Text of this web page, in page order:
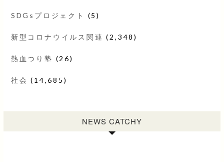
SDGsプロジェクト (5)
新型コロナウイルス関連 (2,348)
熱血つり塾 (26)
社会 (14,685)
NEWS CATCHY